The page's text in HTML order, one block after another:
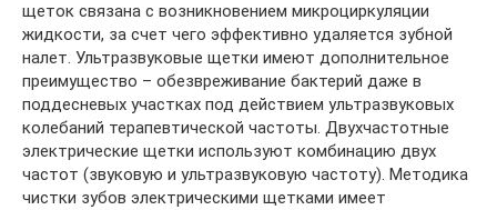
щеток связана с возникновением микроциркуляции
жидкости, за счет чего эффективно удаляется зубной
налет. Ультразвуковые щетки имеют дополнительное
преимущество – обезвреживание бактерий даже в
поддесневых участках под действием ультразвуковых
колебаний терапевтической частоты. Двухчастотные
электрические щетки используют комбинацию двух
частот (звуковую и ультразвуковую частоту). Методика
чистки зубов электрическими щетками имеет